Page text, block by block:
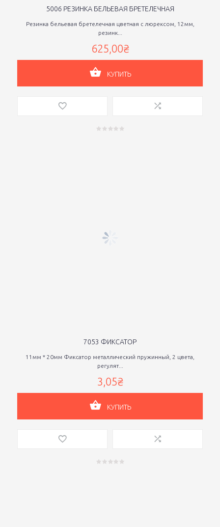
5006 РЕЗИНКА БЕЛЬЕВАЯ БРЕТЕЛЕЧНАЯ
Резинка бельевая бретелечная цветная с люрексом, 12мм,
резинк...
625,00₴
КУПИТЬ
7053 ФИКСАТОР
11мм * 20мм Фиксатор металлический пружинный, 2 цвета,
регулят...
3,05₴
КУПИТЬ